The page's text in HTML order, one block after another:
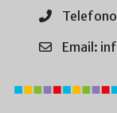
Email: